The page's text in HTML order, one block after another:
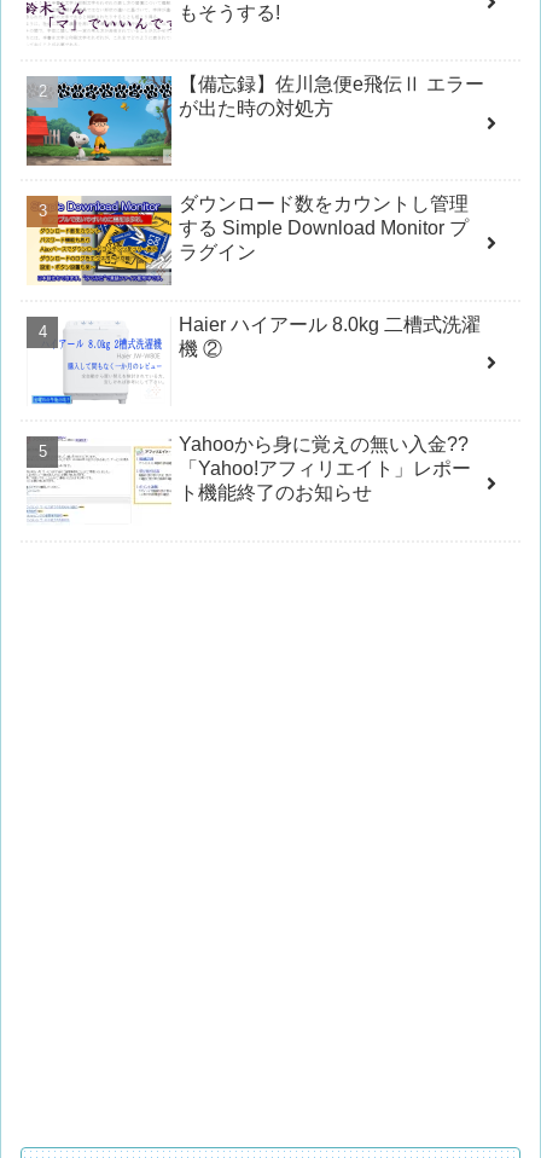
もそうする!
【備忘録】佐川急便e飛伝Ⅱ エラー
が出た時の対処方
ダウンロード数をカウントし管理
する Simple Download Monitor プ
ラグイン
Haier ハイアール 8.0kg 二槽式洗濯
機 ②
Yahooから身に覚えの無い入金??
「Yahoo!アフィリエイト」レポー
ト機能終了のお知らせ